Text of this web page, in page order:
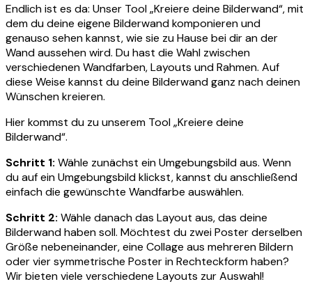
Endlich ist es da: Unser Tool „Kreiere deine Bilderwand“, mit
dem du deine eigene Bilderwand komponieren und
genauso sehen kannst, wie sie zu Hause bei dir an der
Wand aussehen wird. Du hast die Wahl zwischen
verschiedenen Wandfarben, Layouts und Rahmen. Auf
diese Weise kannst du deine Bilderwand ganz nach deinen
Wünschen kreieren.
Hier kommst du zu unserem Tool „Kreiere deine
Bilderwand“.
Schritt 1: Wähle zunächst ein Umgebungsbild aus. Wenn
du auf ein Umgebungsbild klickst, kannst du anschließend
einfach die gewünschte Wandfarbe auswählen.
Schritt 2: Wähle danach das Layout aus, das deine
Bilderwand haben soll. Möchtest du zwei Poster derselben
Größe nebeneinander, eine Collage aus mehreren Bildern
oder vier symmetrische Poster in Rechteckform haben?
Wir bieten viele verschiedene Layouts zur Auswahl!